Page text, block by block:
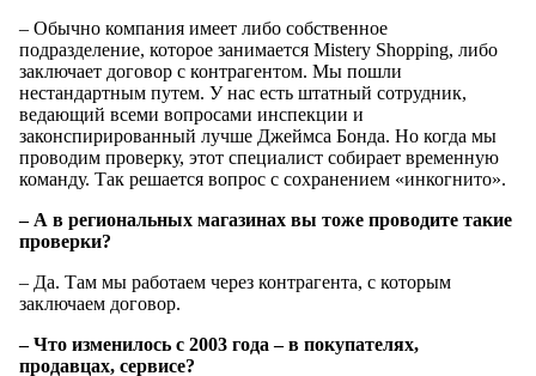
– Обычно компания имеет либо собственное
подразделение, которое занимается Mistery Shopping, либо
заключает договор с контрагентом. Мы пошли
нестандартным путем. У нас есть штатный сотрудник,
ведающий всеми вопросами инспекции и
законспирированный лучше Джеймса Бонда. Но когда мы
проводим проверку, этот специалист собирает временную
команду. Так решается вопрос с сохранением «инкогнито».
– А в региональных магазинах вы тоже проводите такие
проверки?
– Да. Там мы работаем через контрагента, с которым
заключаем договор.
– Что изменилось с 2003 года – в покупателях,
продавцах, сервисе?